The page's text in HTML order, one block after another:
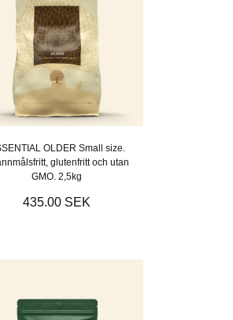
OLDER Small size.
glutenfritt och utan
GMO. 2,5kg
435.00 SEK